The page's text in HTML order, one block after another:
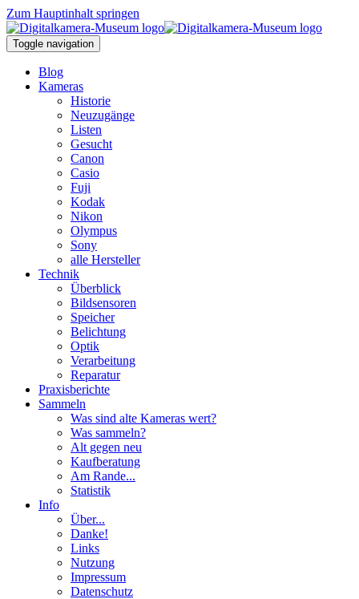
Zum Hauptinhalt springen
Toggle navigation
Blog
Kameras
Historie
Neuzugänge
Listen
Gesucht
Canon
Casio
Fuji
Kodak
Nikon
Olympus
Sony
alle Hersteller
Technik
Überblick
Bildsensoren
Speicher
Belichtung
Optik
Verarbeitung
Reparatur
Praxisberichte
Sammeln
Was sind alte Kameras wert?
Was sammeln?
Alt gegen neu
Kaufberatung
Am Rande...
Statistik
Info
Über...
Danke!
Links
Nutzung
Impressum
Datenschutz